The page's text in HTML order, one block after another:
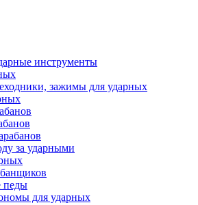
инструменты
зажимы для ударных
за ударными
педы
для ударных